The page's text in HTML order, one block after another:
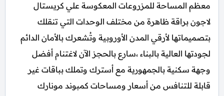
معظم المساحة للمزروعات المعكوسة علي كريستال
لاجون براقة ظاهرة من مختلف الوحدات التي تنقلك
بتصميماتها لأرقي المدن الأوروبية وتُشعرك بالأمان الدائم
لجودتها العالية بالبناء ،سارع بالحجز الآن لاغتنام أفضل
وجهة سكنية بالجمهورية مع أسترك وتملك بباقات غير
قابلة للتنافس من أسعار ومساحات كمبوند مونارك